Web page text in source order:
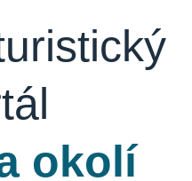
okolí